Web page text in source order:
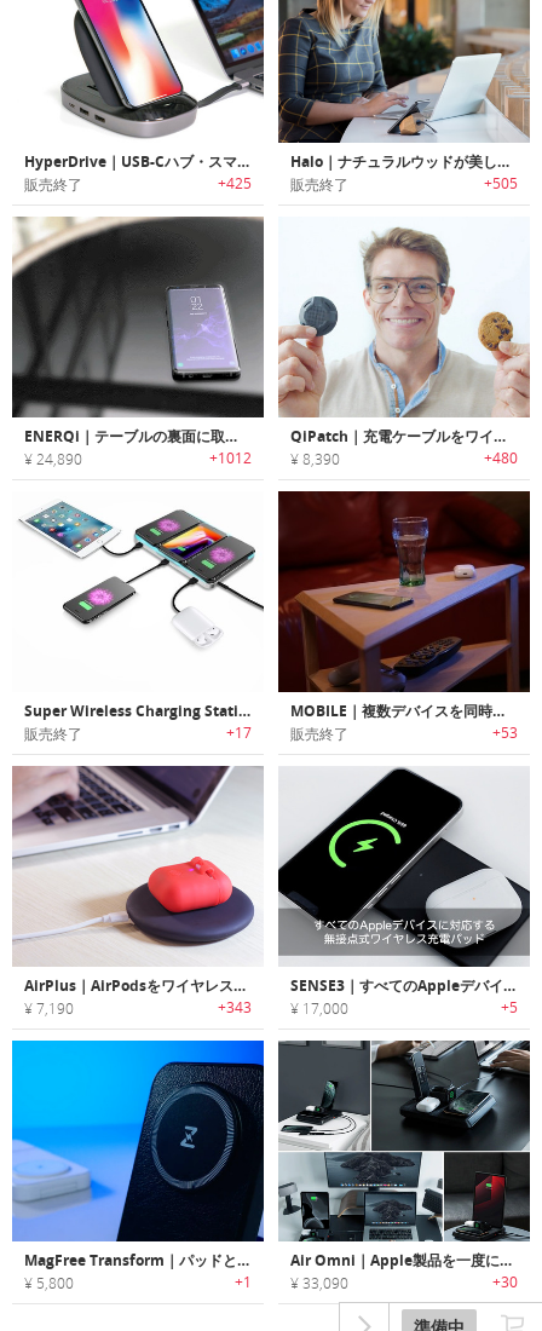
HyperDrive｜USB-Cハブ・スマホスタンドとしても利用可能な7.5W Qiワイヤレスチャージャー「ハイパードライブ」
販売終了 +425
Halo｜ナチュラルウッドが美しいスマホスタンド/ワイヤレスチャージャー「ハーロウ」
販売終了 +505
ENERQi｜テーブルの裏面に取り付ける目に見えないワイヤレスチャージャー「エナチー」
¥ 24,890 +1012
QiPatch｜充電ケーブルをワイヤレスチャージャーに変身させるミニサイズチャージングパッチ「チーパッチ」
¥ 8,390 +480
Super Wireless Charging Station｜デバイスを最大6台同時充電可能なワイヤレスチャージパッド
販売終了 +17
MOBILE｜複数デバイスを同時にワイヤレスチャージ可能なサイドテーブル「モビレ」
販売終了 +53
AirPlus｜AirPodsをワイヤレスチャージ可能な保護ケース「エアプラス」
¥ 7,190 +343
SENSE3｜すべてのAppleデバイスに対応する無接点式ワイヤレス充電パッド
¥ 17,000 +5
MagFree Transform｜パッドとスタンドに変形する3-in-1ワイヤレス充電器
¥ 5,800 +1
Air Omni｜Apple製品を一度にチャージする6-in-1パワフル充電ステーション「エアオムニ」
¥ 33,090 +30